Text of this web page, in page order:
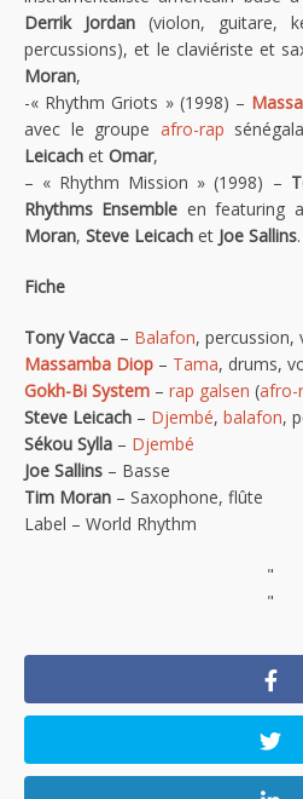
Derrik Jordan (violon, guitare,
percussions), et le claviériste et
Moran,
-« Rhythm Griots » (1998) –
avec le groupe afro-rap
Leicach et Omar,
– « Rhythm Mission » (1998) –
Rhythms Ensemble en featuring
Moran, Steve Leicach et Joe Sallins.
Fiche
Tony Vacca – Balafon, percussion,
Massamba Diop – Tama, drums,
Gokh-Bi System – rap galsen (afro-
Steve Leicach – Djembé, balafon,
Sékou Sylla – Djembé
Joe Sallins – Basse
Tim Moran – Saxophone, flûte
Label – World Rhythm
"
"